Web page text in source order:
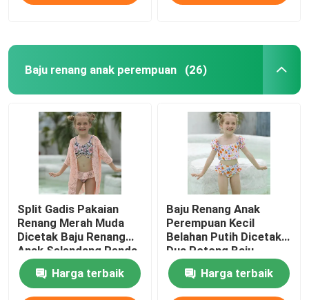
Baju renang anak perempuan (26)
Split Gadis Pakaian
Renang Merah Muda
Dicetak Baju Renang
Anak Selendang Renda
Bikini Tiga Potong
Harga terbaik
Baju Renang Anak
Perempuan Kecil
Belahan Putih Dicetak
Dua Potong Baju
Renang Anak
Perempuan Baju
Renang Dekorasi Renda
Harga terbaik